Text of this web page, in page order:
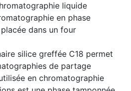
liquide
en phase
dans un four
silice greffée C18 permet
de partage
en chromatographie